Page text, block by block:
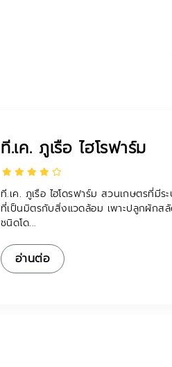
สวนลุงวุฒิ
สวนลุงวุฒิ สวนเกษตรเลื่องชื่อแห่งหนึ่
อำเภอภูเรือ ที่เหมาะสมต่อการเพาะและขย
ดอก...
อ่านต่อ